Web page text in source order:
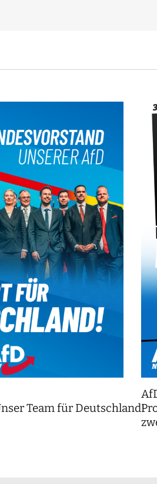
Team für Deutschland!